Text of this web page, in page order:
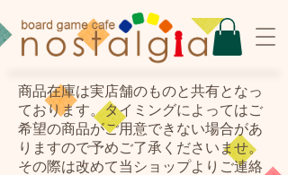
​商品在庫は実店舗のものと共有となっ
ております。タイミングによってはご
希望の商品がご用意できない場合があ
りますので予めご了承くださいませ。
その際は改めて当ショップよりご連絡